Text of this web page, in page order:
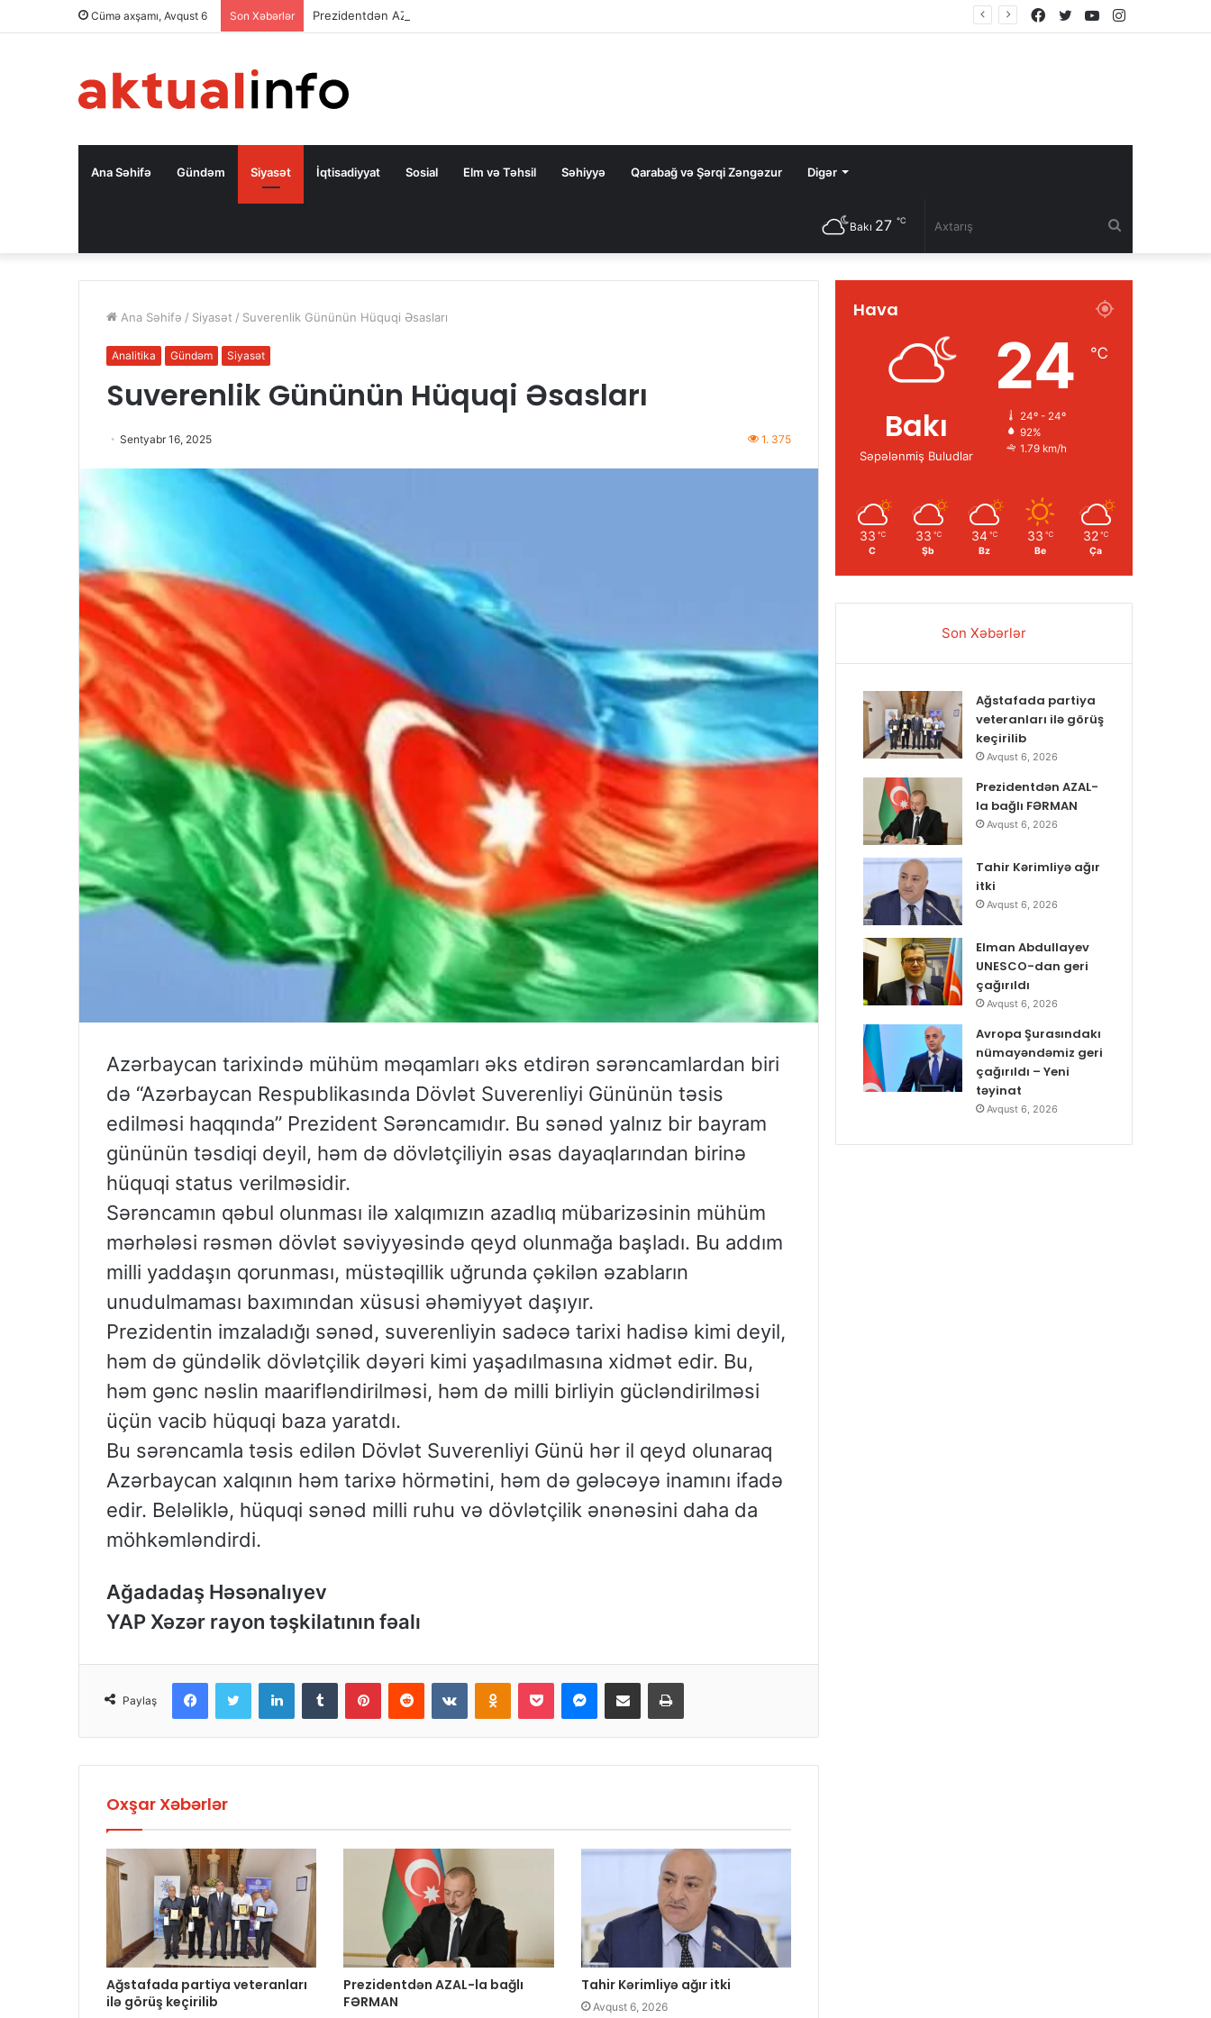
Cümə axşamı, Avqust 6 Son Xəbərlər Prezidentdən AZAL-la bağlı FƏRMAN YouTube
Twitter
Facebook
Ana Səhifə Gündəm Siyasət İqtisadiyyat Sosial Elm və Təhsil Səhiyyə Qarabağ və Şərqi Zəngəzur Digər
Bakı 27 ℃
Ana Səhifə / Siyasət / Suverenlik Gününün Hüquqi Əsasları
Analitika Gündəm Siyasət
Suverenlik Gününün Hüquqi Əsasları
Sentyabr 16, 2025 1. 375
Azərbaycan tarixində mühüm məqamları əks etdirən sərəncamlardan biri
də “Azərbaycan Respublikasında Dövlət Suverenliyi Gününün təsis
edilməsi haqqında” Prezident Sərəncamıdır. Bu sənəd yalnız bir bayram
gününün təsdiqi deyil, həm də dövlətçiliyin əsas dayaqlarından birinə
hüquqi status verilməsidir.
Sərəncamın qəbul olunması ilə xalqımızın azadlıq mübarizəsinin mühüm
mərhələsi rəsmən dövlət səviyyəsində qeyd olunmağa başladı. Bu addım
milli yaddaşın qorunması, müstəqillik uğrunda çəkilən əzabların
unudulmaması baxımından xüsusi əhəmiyyət daşıyır.
Prezidentin imzaladığı sənəd, suverenliyin sadəcə tarixi hadisə kimi deyil,
həm də gündəlik dövlətçilik dəyəri kimi yaşadılmasına xidmət edir. Bu,
həm gənc nəslin maarifləndirilməsi, həm də milli birliyin gücləndirilməsi
üçün vacib hüquqi baza yaratdı.
Bu sərəncamla təsis edilən Dövlət Suverenliyi Günü hər il qeyd olunaraq
Azərbaycan xalqının həm tarixə hörmətini, həm də gələcəyə inamını ifadə
edir. Beləliklə, hüquqi sənəd milli ruhu və dövlətçilik ənənəsini daha da
möhkəmləndirdi.
Ağadadaş Həsənalıyev
YAP Xəzər rayon təşkilatının fəalı
Paylaş
Oxşar Xəbərlər
Ağstafada partiya veteranları
ilə görüş keçirilib
Prezidentdən AZAL-la bağlı
FƏRMAN
Tahir Kərimliyə ağır itki
Avqust 6, 2026
Hava
Bakı
Səpələnmiş Buludlar
24 ℃
24º - 24º
92%
1.79 km/h
33 ℃
C
33 ℃
Şb
34 ℃
Bz
33 ℃
Be
32 ℃
Ça
Son Xəbərlər
Ağstafada partiya
veteranları ilə görüş
keçirilib
Avqust 6, 2026
Prezidentdən AZAL-
la bağlı FƏRMAN
Avqust 6, 2026
Tahir Kərimliyə ağır
itki
Avqust 6, 2026
Elman Abdullayev
UNESCO-dan geri
çağırıldı
Avqust 6, 2026
Avropa Şurasındakı
nümayəndəmiz geri
çağırıldı – Yeni
təyinat
Avqust 6, 2026